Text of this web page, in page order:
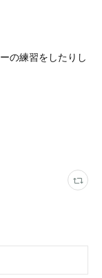
の練習をしたりし